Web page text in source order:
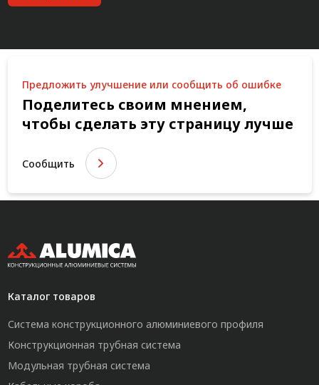
Предложить улучшение или сообщить об ошибке
Поделитесь своим мнением,
чтобы сделать эту страницу лучше
Сообщить
Каталог товаров
Система конструкционного алюминиевого профиля
Конструкционная трубная система
Модульная трубная система